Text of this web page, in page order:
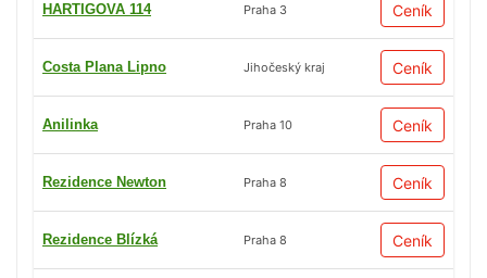
HARTIGOVA 114 Praha 3 Ceník
Costa Plana Lipno Jihočeský kraj Ceník
Anilinka Praha 10 Ceník
Rezidence Newton Praha 8 Ceník
Rezidence Blízká Praha 8 Ceník